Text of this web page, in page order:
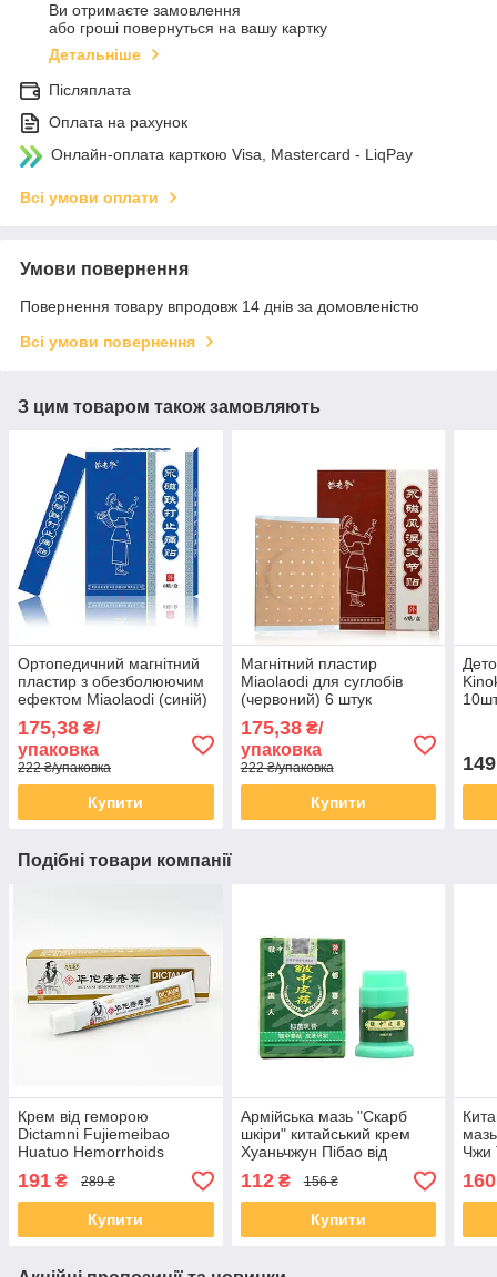
Ви отримаєте замовлення
або гроші повернуться на вашу картку
Детальніше
Післяплата
Оплата на рахунок
Онлайн-оплата карткою Visa, Mastercard - LiqPay
Всі умови оплати
Умови повернення
Повернення товару впродовж 14 днів за домовленістю
Всі умови повернення
З цим товаром також замовляють
Ортопедичний магнітний
пластир з обезболюючим
ефектом Miaolaodi (синій)
175,38 ₴/
упаковка
222 ₴/упаковка
Купити
Магнітний пластир
Miaolaodi для суглобів
(червоний) 6 штук
175,38₴/
упаковка
222 ₴/упаковка
Купити
149
Подібні товари компанії
Крем від геморою
Dictamni Fujiemeibao
Huatuo Hemorrhoids
Cream 20 г
191 ₴ 289 ₴
Купити
Армійська мазь "Скарб
шкіри" китайський крем
Хуаньчжун Пібао від
шкірних проблем 12 г
112₴ 156 ₴
Купити
Чжи
160